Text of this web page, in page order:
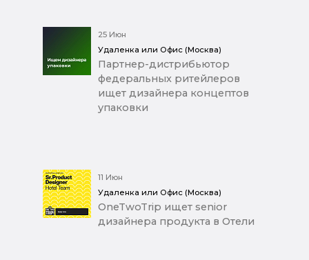
25 Июн
Удаленка или Офис (Москва)
Партнер-дистрибьютор
федеральных ритейлеров
ищет дизайнера концептов
упаковки
11 Июн
Удаленка или Офис (Москва)
OneTwoTrip ищет senior
дизайнера продукта в Отели